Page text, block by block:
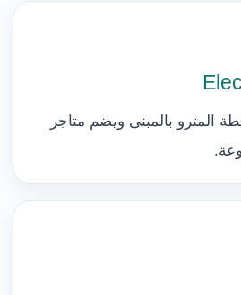
المترو بالمبنى ويضم متاجر